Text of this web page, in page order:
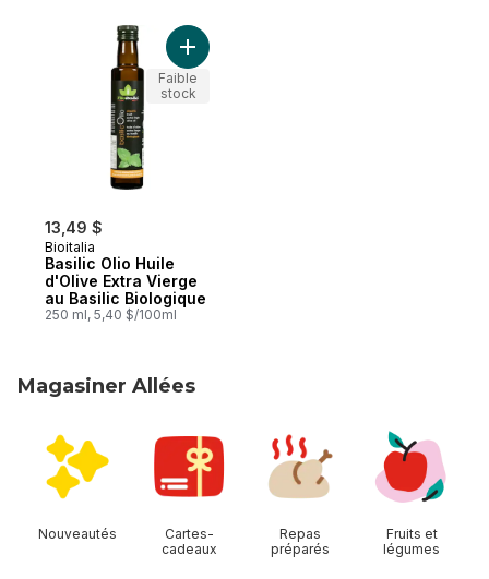
13,49 $
Bioitalia
Basilic Olio Huile
d'Olive Extra Vierge
au Basilic Biologique
250 ml, 5,40 $/100ml
Ajouter Basilic Olio Huile d'Olive Extra
Faible
stock
Magasiner Allées
Nouveautés
Cartes-
cadeaux
Repas
préparés
Fruits et
légumes